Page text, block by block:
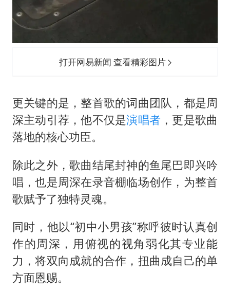
打开网易新闻 查看精彩图片
更关键的是，整首歌的词曲团队，都是周
深主动引荐，他不仅是演唱者 ，更是歌曲
落地的核心功臣。
除此之外，歌曲结尾封神的鱼尾巴即兴吟
唱，也是周深在录音棚临场创作，为整首
歌赋予了独特灵魂。
同时，他以“初中小男孩”称呼彼时认真创
作的周深，用俯视的视角弱化其专业能
力，将双向成就的合作，扭曲成自己的单
方面恩赐。